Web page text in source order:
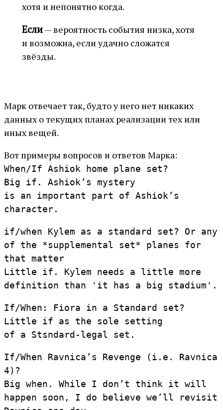
хотя и непонятно когда.
Если— вероятность события низка, хотя
и возможна, если удачно сложатся
звёзды.
Марк отвечает так, будто у него нет никаких
данных о текущих планах реализации тех или
иных вещей.
Вот примеры вопросов и ответов Марка:
When/If Ashiok home plane set?
Big if. Ashiok’s mystery
is an important part of Ashiok’s
character.
if/when Kylem as a standard set? Or any
of the *supplemental set* planes for
that matter
Little if. Kylem needs a little more
definition than 'it has a big stadium'.
If/When: Fiora in a Standard set?
Little if as the sole setting
of a Stsndard-legal set.
If/When Ravnica’s Revenge (i.e. Ravnica
4)?
Big when. While I don’t think it will
happen soon, I do believe we’ll revisit